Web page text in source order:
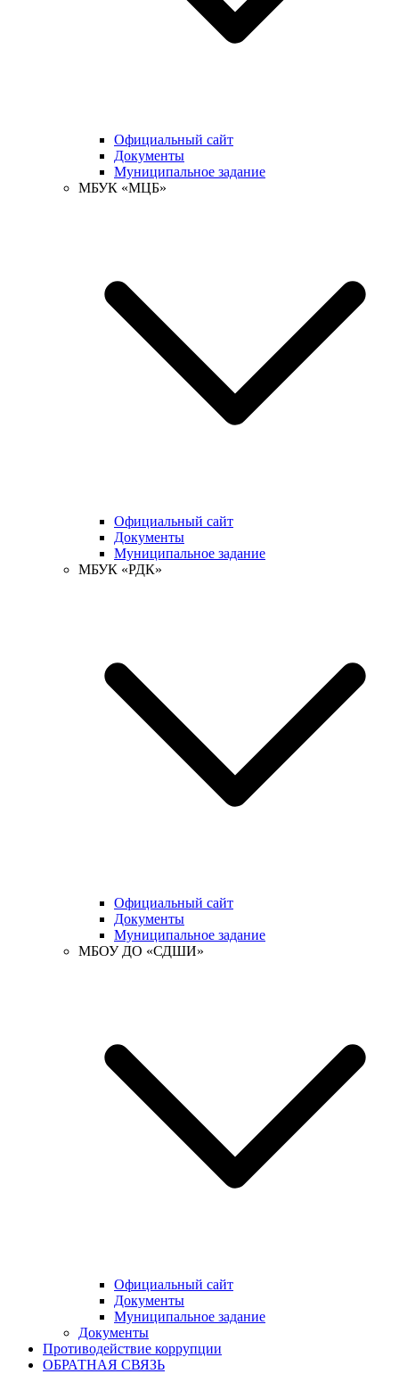
Официальный сайт
Документы
Муниципальное задание
МБУК «МЦБ»
Официальный сайт
Документы
Муниципальное задание
МБУК «РДК»
Официальный сайт
Документы
Муниципальное задание
МБОУ ДО «СДШИ»
Официальный сайт
Документы
Муниципальное задание
Документы
Противодействие коррупции
ОБРАТНАЯ СВЯЗЬ